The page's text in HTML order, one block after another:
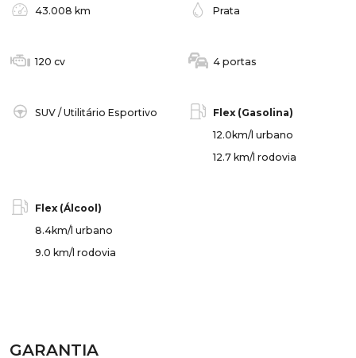
43.008 km Prata
120 cv 4 portas
SUV / Utilitário Esportivo
Flex (Gasolina)
12.0km/l urbano
12.7 km/l rodovia
Flex (Álcool)
8.4km/l urbano
9.0 km/l rodovia
GARANTIA